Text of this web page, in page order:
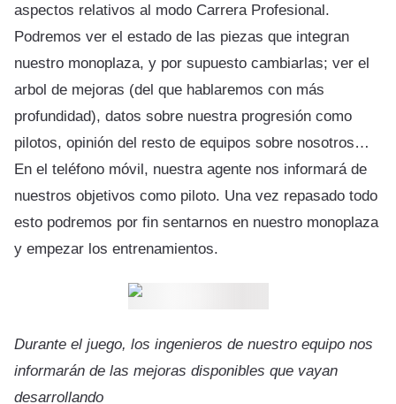
aspectos relativos al modo Carrera Profesional.
Podremos ver el estado de las piezas que integran
nuestro monoplaza, y por supuesto cambiarlas; ver el
arbol de mejoras (del que hablaremos con más
profundidad), datos sobre nuestra progresión como
pilotos, opinión del resto de equipos sobre nosotros…
En el teléfono móvil, nuestra agente nos informará de
nuestros objetivos como piloto. Una vez repasado todo
esto podremos por fin sentarnos en nuestro monoplaza
y empezar los entrenamientos.
Durante el juego, los ingenieros de nuestro equipo nos
informarán de las mejoras disponibles que vayan
desarrollando